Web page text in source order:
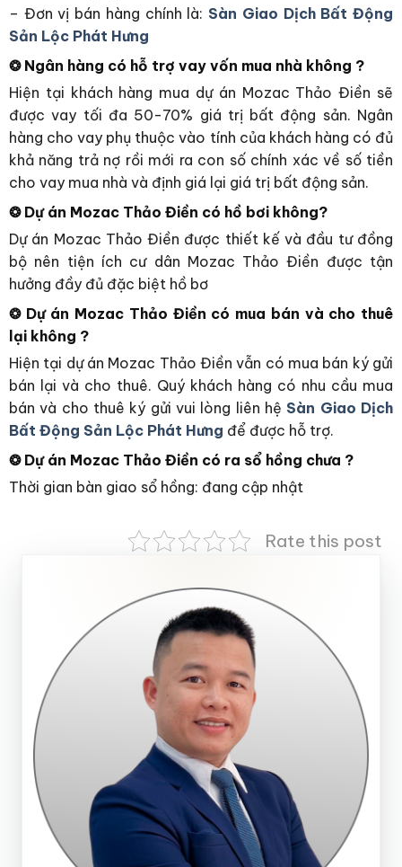
– Đơn vị bán hàng chính là: Sàn Giao Dịch Bất Động
Sản Lộc Phát Hưng
❂ Ngân hàng có hỗ trợ vay vốn mua nhà không ?
Hiện tại khách hàng mua dự án Mozac Thảo Điền sẽ
được vay tối đa 50-70% giá trị bất động sản. Ngân
hàng cho vay phụ thuộc vào tính của khách hàng có đủ
khả năng trả nợ rồi mới ra con số chính xác về số tiền
cho vay mua nhà và định giá lại giá trị bất động sản.
❂ Dự án Mozac Thảo Điền có hồ bơi không?
Dự án Mozac Thảo Điền được thiết kế và đầu tư đồng
bộ nên tiện ích cư dân Mozac Thảo Điền được tận
hưởng đầy đủ đặc biệt hồ bơ
❂ Dự án Mozac Thảo Điền có mua bán và cho thuê
lại không ?
Hiện tại dự án Mozac Thảo Điền vẫn có mua bán ký gửi
bán lại và cho thuê. Quý khách hàng có nhu cầu mua
bán và cho thuê ký gửi vui lòng liên hệ Sàn Giao Dịch
Bất Động Sản Lộc Phát Hưng để được hỗ trợ.
❂ Dự án Mozac Thảo Điền có ra sổ hồng chưa ?
Thời gian bàn giao sổ hồng: đang cập nhật
Rate this post